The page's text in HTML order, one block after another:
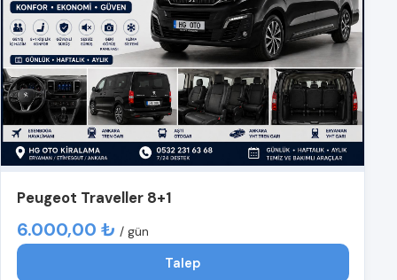
Peugeot Traveller 8+1
6.000,00 ₺ / gün
Talep